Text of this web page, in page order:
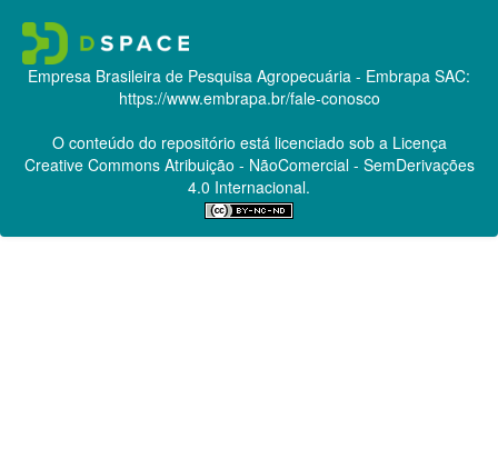
Empresa Brasileira de Pesquisa Agropecuária - Embrapa SAC:
https://www.embrapa.br/fale-conosco
O conteúdo do repositório está licenciado sob a Licença
Creative CommonsAtribuição - NãoComercial - SemDerivações
4.0 Internacional.